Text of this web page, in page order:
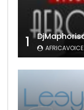
1 AFRICAVOICE